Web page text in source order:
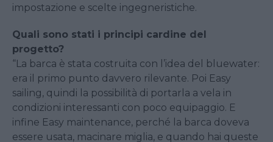
impostazione e scelte ingegneristiche.
Quali sono stati i principi cardine del
progetto?
“La barca è stata costruita con l’idea del bluewater:
era il primo punto davvero rilevante. Poi Easy
sailing, quindi la possibilità di portarla a vela in
condizioni interessanti con poco equipaggio. E
infine Easy maintenance, perché la barca doveva
essere usata, macinare miglia, e quando hai queste